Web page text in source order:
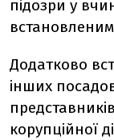
підозри у
Додатково
інших
корупційної